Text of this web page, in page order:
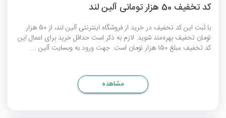
کد تخفیف 50 هزار تومانی آلین لند
با ثبت این کد تخفیف در خرید از فروشگاه اینترنتی آلین لند، از 50 هزار
تومان تخفیف بهره‌مند شوید. لازم به ذکر است حداقل خرید برای اعمال این
کد تخفیف مبلغ 150 هزار تومان است. جهت ورود به وبسایت آلین ...
مشاهده